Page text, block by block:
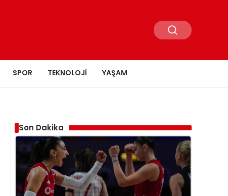
SPOR TEKNOLOJI YAŞAM
Son Dakika